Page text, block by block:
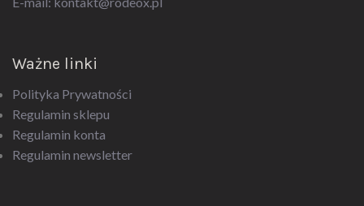
Ważne linki
Polityka Prywatności
Regulamin sklepu
Regulamin konta
Regulamin newsletter